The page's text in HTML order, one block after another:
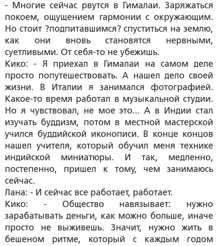
- Многие сейчас рвутся в Гималаи. Заряжаться
покоем, ощущением гармонии с окружающим.
Но стоит ?подпитавшимся? спуститься на землю,
как они вновь становятся нервными,
суетливыми. От себя-то не убежишь.
Кико: - Я приехал в Гималаи на самом деле
просто попутешествовать. А нашел дело своей
жизни. В Италии я занимался фотографией.
Какое-то время работал в музыкальной студии.
Но я чувствовал, не мое это... А в Индии стал
изучать буддизм, потом в местной мастерской
учился буддийской иконописи. В конце концов
нашел учителя, который обучил меня технике
индийской миниатюры. И так, медленно,
постепенно, пришел к тому, чем занимаюсь
сейчас.
Лана: - И сейчас все работает, работает.
Кико: - Общество навязывает: нужно
зарабатывать деньги, как можно больше, иначе
просто не выживешь. Значит, нужно жить в
бешеном ритме, который с каждым годом